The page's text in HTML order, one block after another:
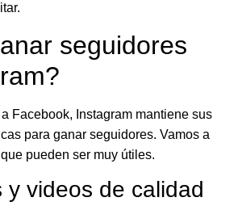
seguidores
Facebook, Instagram mantiene sus
para ganar seguidores. Vamos a
pueden ser muy útiles.
y videos de calidad